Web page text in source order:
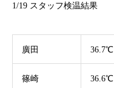
1/19 スタッフ検温結果
廣田 36.7℃
篠崎 36.6℃